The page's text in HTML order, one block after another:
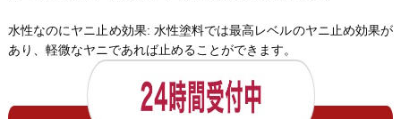
水性なのにヤニ止め効果: 水性塗料では最高レベルのヤニ止め効果が
あり、軽微なヤニであれば止めることができます。